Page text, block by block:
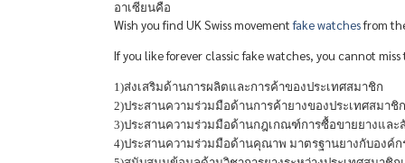
อาเซียนคือ
Wish you find UK Swiss movementfake watchesfrom
If you like forever classic fake watches, you cannot
1)ส่งเสริมด้านการผลิตและการค้าของประเทศสมาชิก
2)ประสานความร่วมมือด้านการค้ายางของประเทศสมา
3)ประสานความร่วมมือด้านกฎเกณฑ์การซื้อขายยางแล
4)ประสานความร่วมมือด้านคุณาพ มาตรฐานยางกับองค์ก